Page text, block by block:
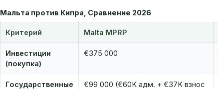
Мальта против Кипра, Сравнение 2026
Критерий Malta MPRP
Инвестиции
(покупка)
€375 000
Государственные
€99 000 (€60K адм. + €37K взнос